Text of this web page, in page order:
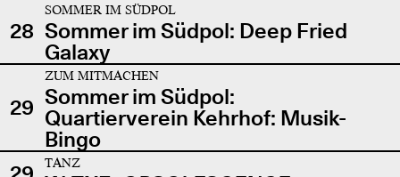
28
SOMMER IM SÜDPOL
Sommer im Südpol: Deep Fried
Galaxy
29
ZUM MITMACHEN
Sommer im Südpol:
Quartierverein Kehrhof: Musik-
Bingo
TANZ